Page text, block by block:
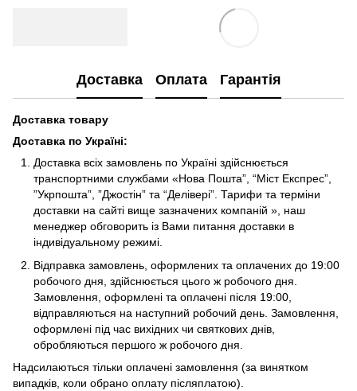
Доставка Оплата Гарантія
Доставка товару
Доставка по Україні:
Доставка всіх замовлень по Україні здійснюється
транспортними службами «Нова Пошта”, “Міст Експрес”,
”Укрпошта”, ”Джостін” та “Делівері”. Тарифи та терміни
доставки на сайті вище зазначених компаній », наш
менеджер обговорить із Вами питання доставки в
індивідуальному режимі.
Відправка замовлень, оформлених та оплачених до 19:00
робочого дня, здійснюється цього ж робочого дня.
Замовлення, оформлені та оплачені після 19:00,
відправляються на наступний робочий день. Замовлення,
оформлені під час вихідних чи святкових днів,
обробляються першого ж робочого дня.
Надсилаються тільки оплачені замовлення (за винятком
випадків, коли обрано оплату післяплатою).